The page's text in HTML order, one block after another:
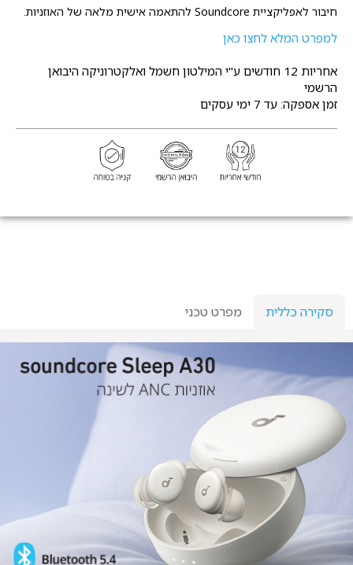
חיבור לאפליקציית Soundcore להתאמה אישית מלאה של האוזניות.
למפרט המלא לחצו כאן
אחריות 12 חודשים
ע"י המילטון חשמל ואלקטרוניקה היבואן
הרשמי
זמן אספקה: עד 7 ימי עסקים
סקירה כללית מפרט טכני